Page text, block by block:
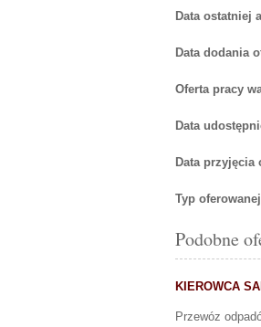
Data ostatniej
Data dodania
Oferta pracy
Data
Data przyjęcia
Typ
Podobne
KIEROWCA
Przewóz